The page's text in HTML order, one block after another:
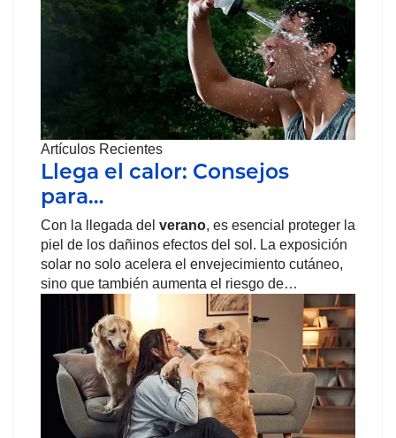
Artículos Recientes
Llega el calor: Consejos
para…
Con la llegada del verano, es esencial proteger la
piel de los dañinos efectos del sol. La exposición
solar no solo acelera el envejecimiento cutáneo,
sino que también aumenta el riesgo de…